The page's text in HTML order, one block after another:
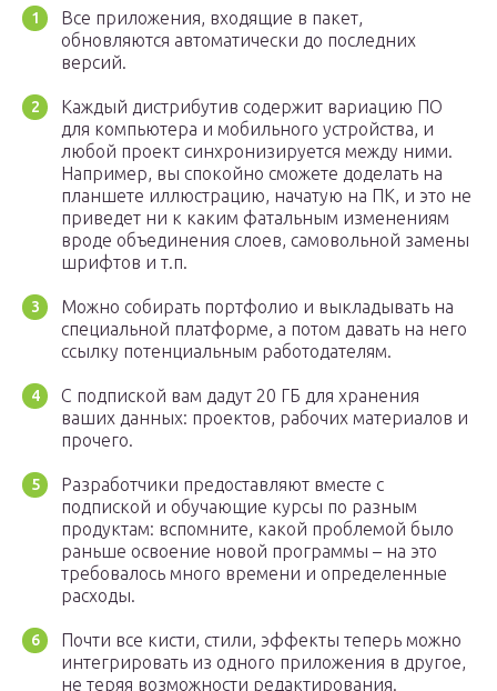
Все приложения, входящие в пакет,
обновляются автоматически до последних
версий.
Каждый дистрибутив содержит вариацию ПО
для компьютера и мобильного устройства, и
любой проект синхронизируется между ними.
Например, вы спокойно сможете доделать на
планшете иллюстрацию, начатую на ПК, и это не
приведет ни к каким фатальным изменениям
вроде объединения слоев, самовольной замены
шрифтов и т.п.
Можно собирать портфолио и выкладывать на
специальной платформе, а потом давать на него
ссылку потенциальным работодателям.
С подпиской вам дадут 20 ГБ для хранения
ваших данных: проектов, рабочих материалов и
прочего.
Разработчики предоставляют вместе с
подпиской и обучающие курсы по разным
продуктам: вспомните, какой проблемой было
раньше освоение новой программы – на это
требовалось много времени и определенные
расходы.
Почти все кисти, стили, эффекты теперь можно
интегрировать из одного приложения в другое,
не теряя возможности редактирования.